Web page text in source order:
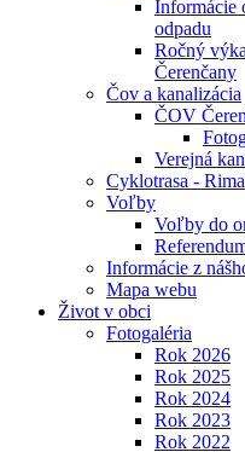
Informácie
odpadu
Ročný
Čerenčany
Čov a kanalizácia
ČOV
Verejná
Cyklotrasa -
Voľby
Voľby do
Informácie z
Mapa webu
Život v obci
Fotogaléria
Rok 2026
Rok 2025
Rok 2024
Rok 2023
Rok 2022